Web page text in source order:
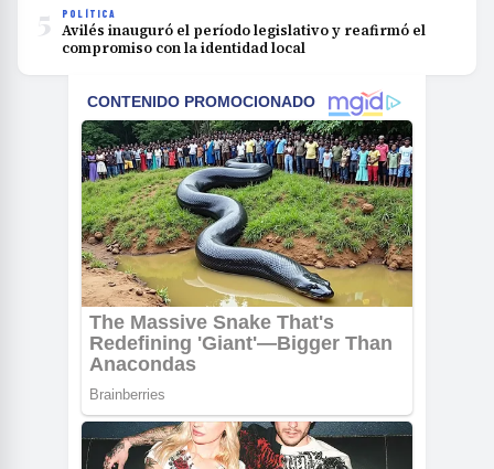
5 POLÍTICA
Avilés inauguró el período legislativo y reafirmó el
compromiso con la identidad local